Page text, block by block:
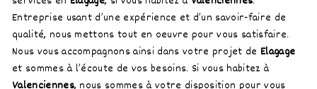
Entreprise usant d’une expérience et d’un savoir-faire de
qualité, nous mettons tout en oeuvre pour vous satisfaire.
Nous vous accompagnons ainsi dans votre projet de Elagage
et sommes à l’écoute de vos besoins. Si vous habitez à
Valenciennes, nous sommes à votre disposition pour vous